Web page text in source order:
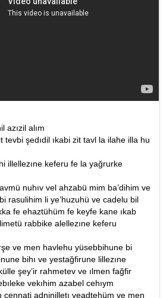
azızil alım
şedıdil ıkabi zit tavl la ilahe illa hu
illellezıne keferu fe la yağrurke
nuhıv vel ahzabü mim ba’dihim ve
rasulihim li ye’huzuhü ve cadelu bil
fe ehaztühüm fe keyfe kane ıkab
rabbike alellezıne keferu
ve men havlehu yüsebbihune bi
bihı ve yestağfirune lillezıne
şey’ir rahmetev ve ılmen fağfir
vekıhim azabel cehıym
cennati adninilletı veadtehüm ve men